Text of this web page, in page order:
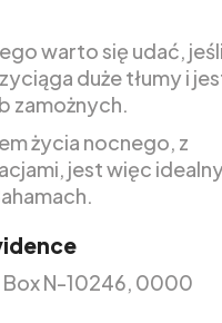
warto się udać, jeśli
duże tłumy i
zamożnych.
życia nocnego, z
jest więc
Box N-10246, 0000